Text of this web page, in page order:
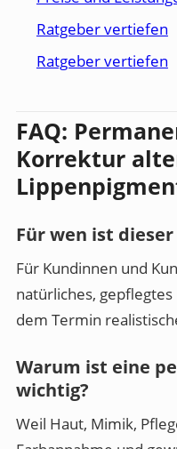
Ratgeber vertiefen
Ratgeber vertiefen
FAQ:
Korrektur
Für wen ist
Für Kundinnen und
natürliches,
dem Termin
Warum ist eine
wichtig?
Weil Haut, Mimik,